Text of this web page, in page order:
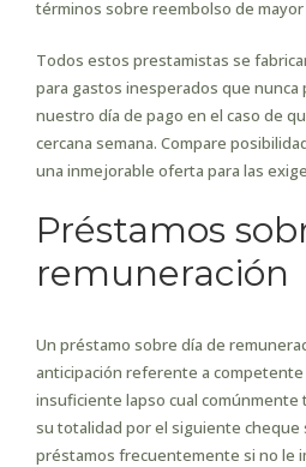
términos sobre reembolso de
Todos estos prestamistas se
para gastos inesperados que nunca
nuestro día de pago en el caso de
cercana semana. Compare
una inmejorable oferta para las
Préstamos
remuneración
Un préstamo sobre día de
anticipación referente a
insuficiente lapso cual comúnmente
su totalidad por el siguiente
préstamos frecuentemente si no le